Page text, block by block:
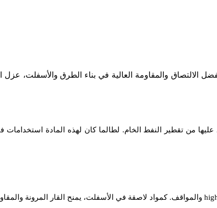
الالتصاق والمقاومة العالية في بناء الطرق والأسفلت، عزل
من تقطير النفط الخام. لطالما كان لهذه المادة